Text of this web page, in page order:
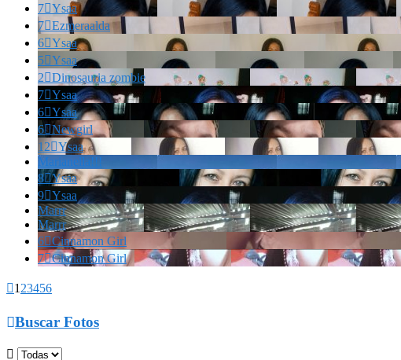
7Ysaa
7Ezmeraalda
6Ysaa
5Ysaa
2Dinosauria zombie
7Ysaa
6Ysaa
6Newgirl
12Ysaa
Marianella!!!
8Ysaa
9Ysaa
Marrr
Marrr
6Cinnamon Girl
7Cinnamon Girl
1 23456
Buscar Fotos
